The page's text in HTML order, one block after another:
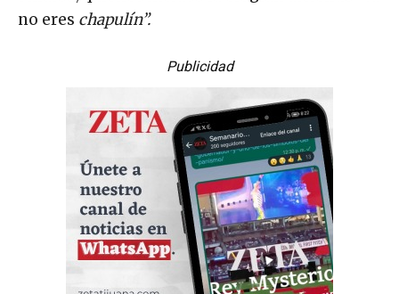
no eres chapulín”.
Publicidad